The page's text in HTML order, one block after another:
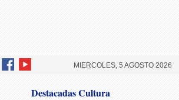
MIERCOLES, 5 AGOSTO 2026
Destacadas Cultura